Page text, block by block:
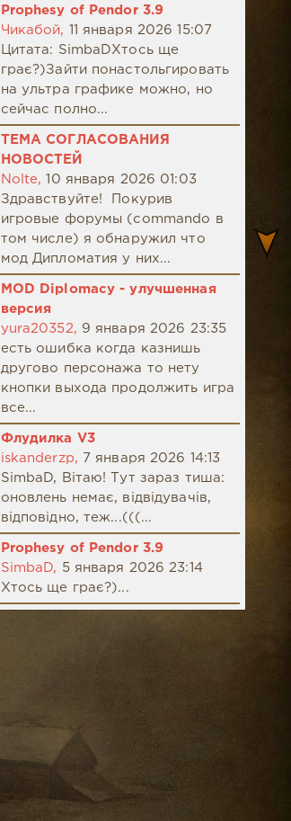
Prophesy of Pendor 3.9
Чикабой,
11 января 2026 15:07
Цитата: SimbaDХтось ще
грає?)Зайти понастольгировать
на ультра графике можно, но
сейчас полно...
ТЕМА СОГЛАСОВАНИЯ
НОВОСТЕЙ
Nolte,
10 января 2026 01:03
Здравствуйте! Покурив
игровые форумы (commando в
том числе) я обнаружил что
мод Дипломатия у них...
MOD Diplomacy - улучшенная
версия
yura20352, 9 января 2026 23:35
есть ошибка когда казнишь
другово персонажа то нету
кнопки выхода продолжить игра
все...
Флудилка V3
iskanderzp,
7 января 2026 14:13
SimbaD, Вітаю! Тут зараз тиша:
оновлень немає, відвідувачів,
відповідно, теж...(((...
Prophesy of Pendor 3.9
SimbaD,
5 января 2026 23:14
Хтось ще грає?)...